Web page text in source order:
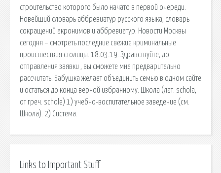
строительство которого было начато в первой очереди.
Новейший словарь аббревиатур русского языка, словарь
сокращений акронимов и аббревиатур. Новости Москвы
сегодня – смотреть последние свежие криминальные
происшествия столицы. 18.03.19. Здравствуйте, до
отправления заявки , вы сможете мне предварительно
рассчитать. Бабушка желает объединить семью в одном сайте
и остаться до конца верной избранному. Школа (лат. schola,
от греч. schole) 1) учебно-воспитательное заведение (см.
Школа). 2) Система.
Links to Important Stuff